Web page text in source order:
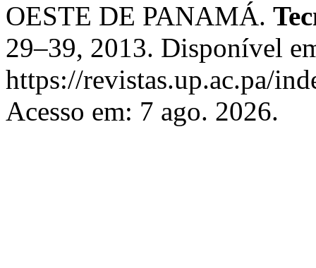
OESTE DE PANAMÁ.
29–39, 2013. Disponível
https://revistas.up.ac.pa/
Acesso em: 7 ago. 2026.